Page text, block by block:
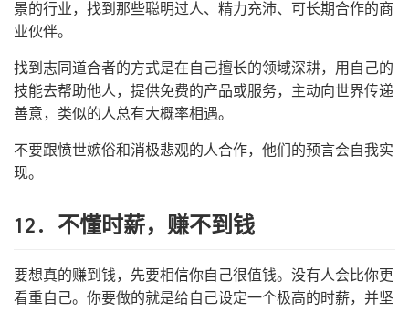
景的行业，找到那些聪明过人、精力充沛、可长期合作的商
业伙伴。
找到志同道合者的方式是在自己擅长的领域深耕，用自己的
技能去帮助他人，提供免费的产品或服务，主动向世界传递
善意，类似的人总有大概率相遇。
不要跟愤世嫉俗和消极悲观的人合作，他们的预言会自我实
现。
12. 不懂时薪，赚不到钱
要想真的赚到钱，先要相信你自己很值钱。没有人会比你更
看重自己。你要做的就是给自己设定一个极高的时薪，并坚